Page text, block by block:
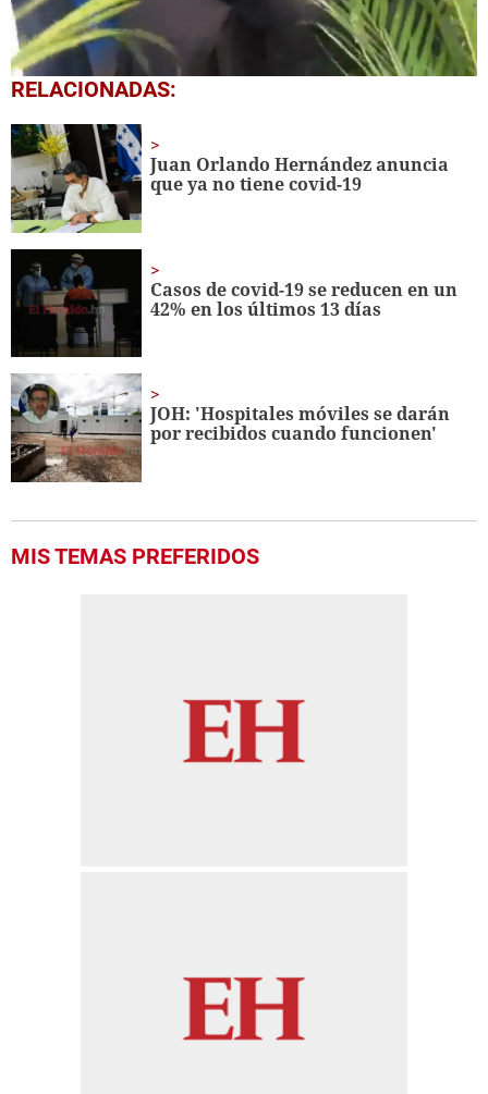
0
seconds
16
seconds
RELACIONADAS:
Juan Orlando Hernández anuncia
que ya no tiene covid-19
Casos de covid-19 se reducen en un
42% en los últimos 13 días
JOH: 'Hospitales móviles se darán
por recibidos cuando funcionen'
MIS TEMAS PREFERIDOS